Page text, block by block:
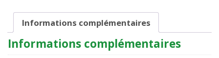
sirène
Sunnylife
Informations complémentaires
Informations complémentaires